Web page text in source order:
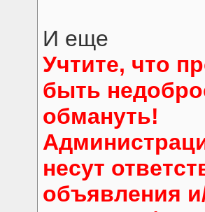
И еще
Учтите, что
быть
обмануть!
несут
объявления